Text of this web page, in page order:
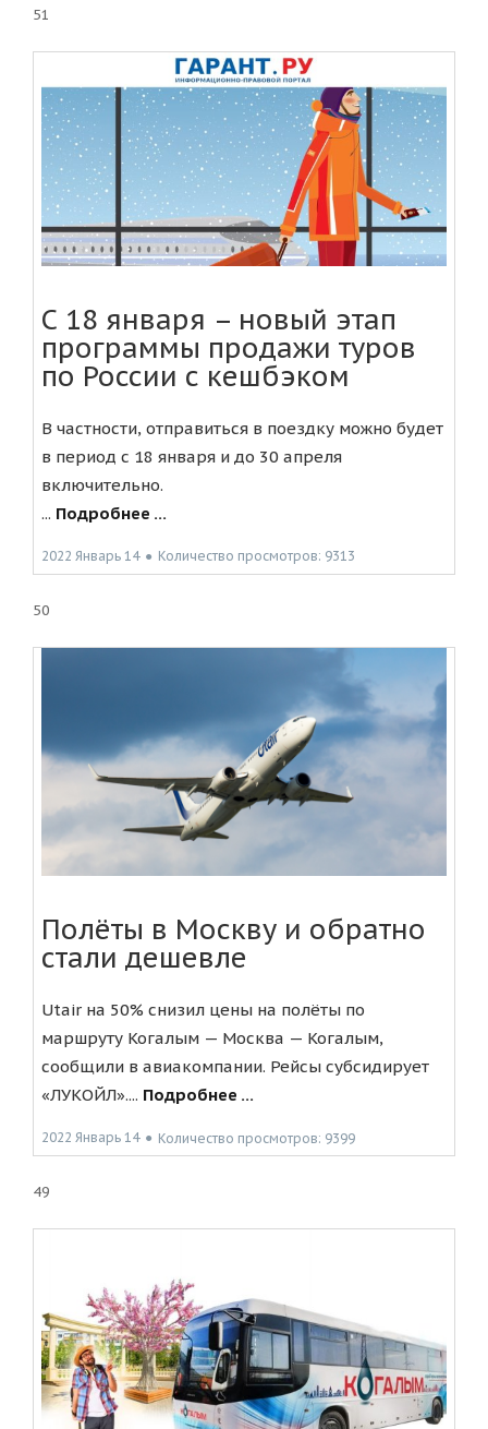
51
С 18 января – новый этап
программы продажи туров
по России с кешбэком
В частности, отправиться в поездку можно будет
в период с 18 января и до 30 апреля
включительно.
... Подробнее ...
2022 Январь 14 ● Количество просмотров: 9313
50
Полёты в Москву и обратно
стали дешевле
Utair на 50% снизил цены на полёты по
маршруту Когалым — Москва — Когалым,
сообщили в авиакомпании. Рейсы субсидирует
«ЛУКОЙЛ».... Подробнее ...
2022 Январь 14 ● Количество просмотров: 9399
49